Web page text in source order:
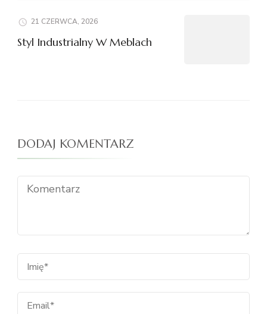
21 CZERWCA, 2026
Styl Industrialny W Meblach
DODAJ KOMENTARZ